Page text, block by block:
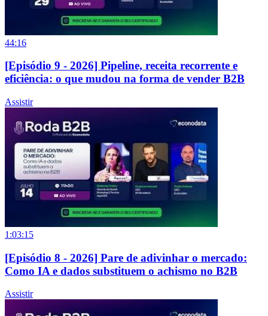
44:16
[Episódio 9 - 2026] Pipeline, receita recorrente e
eficiência: o que mudou na forma de vender B2B
Assistir
1:03:15
[Episódio 8 - 2026] Pare de adivinhar o mercado:
Como IA e dados substituem o achismo no B2B
Assistir